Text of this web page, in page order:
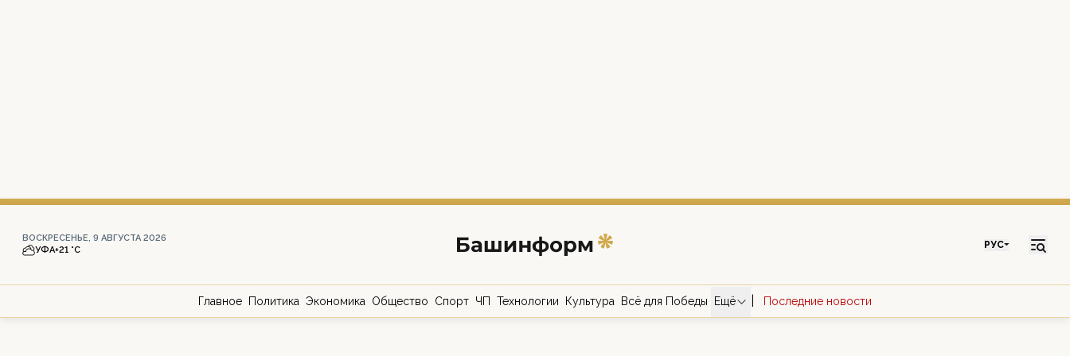
ВОСКРЕСЕНЬЕ, 9 АВГУСТА 2026
УФА+21 °С РУС
Главное Политика Экономика Общество Спорт ЧП Технологии Культура Всё для Победы Ещё Последние новости